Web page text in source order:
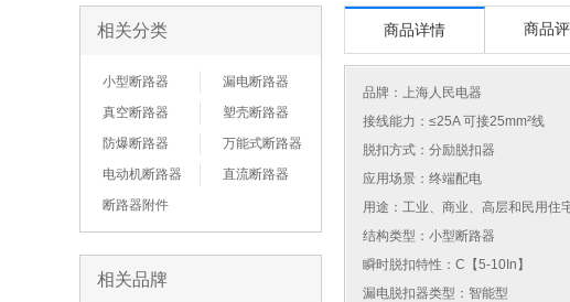
相关分类
小型断路器
漏电断路器
真空断路器
塑壳断路器
防爆断路器
万能式断路器
电动机断路器
直流断路器
断路器附件
相关品牌
商品详情 商品评
品牌： 上海人民电器
接线能力：≤25A 可接25mm²线
脱扣方式：分励脱扣器
应用场景：终端配电
用途：工业、商业、高层和民用住
结构类型：小型断路器
瞬时脱扣特性：C【5-10In】
漏电脱扣器类型：智能型